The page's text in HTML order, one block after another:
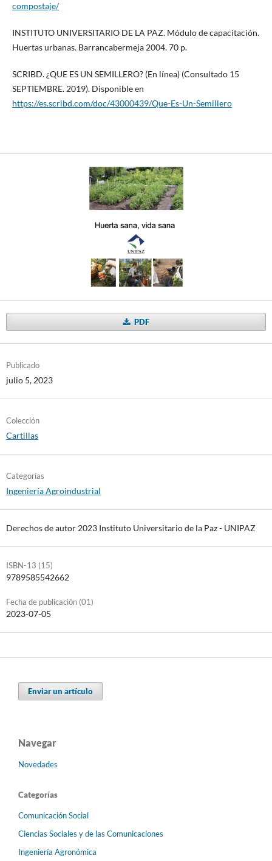
compostaje/
INSTITUTO UNIVERSITARIO DE LA PAZ. Módulo de capacitación.
Huertas urbanas. Barrancabermeja 2004. 70 p.
SCRIBD. ¿QUE ES UN SEMILLERO? (En línea) (Consultado 15
SEPTIEMBRE. 2019). Disponible en
https://es.scribd.com/doc/43000439/Que-Es-Un-Semillero
PDF
Publicado
julio 5, 2023
Colección
Cartillas
Categorías
Ingeniería Agroindustrial
Derechos de autor 2023 Instituto Universitario de la Paz - UNIPAZ
ISBN-13 (15)
9789585542662
Fecha de publicación (01)
2023-07-05
Enviar un artículo
Navegar
Novedades
Categorías
Comunicación Social
Ciencias Sociales y de las Comunicaciones
Ingeniería Agronómica